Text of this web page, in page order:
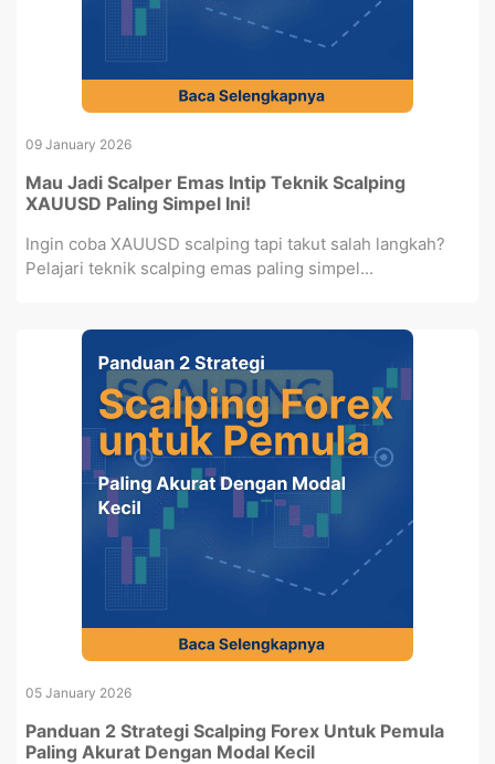
09 January 2026
Mau Jadi Scalper Emas Intip Teknik Scalping
XAUUSD Paling Simpel Ini!
Ingin coba XAUUSD scalping tapi takut salah langkah?
Pelajari teknik scalping emas paling simpel...
05 January 2026
Panduan 2 Strategi Scalping Forex Untuk Pemula
Paling Akurat Dengan Modal Kecil